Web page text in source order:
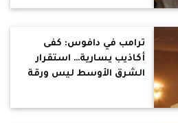
ترامب في دافوس: كفى
أكاذيب يسارية… استقرار
الشرق الأوسط ليس ورقة